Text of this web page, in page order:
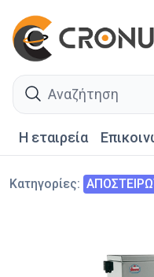
search
Η εταιρεία
Κατηγορίες: